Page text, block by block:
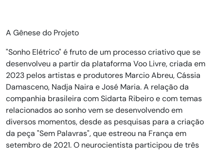
A Gênese do Projeto
"Sonho Elétrico" é fruto de um processo criativo que se
desenvolveu a partir da plataforma Voo Livre, criada em
2023 pelos artistas e produtores Marcio Abreu, Cássia
Damasceno, Nadja Naira e José Maria. A relação da
companhia brasileira com Sidarta Ribeiro e com temas
relacionados ao sonho vem se desenvolvendo em
diversos momentos, desde as pesquisas para a criação
da peça "Sem Palavras", que estreou na França em
setembro de 2021. O neurocientista participou de três